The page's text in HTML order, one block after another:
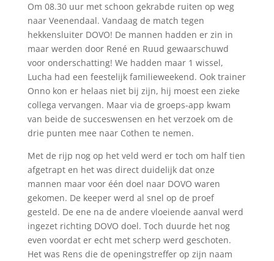
Om 08.30 uur met schoon gekrabde ruiten op weg
naar Veenendaal. Vandaag de match tegen
hekkensluiter DOVO! De mannen hadden er zin in
maar werden door René en Ruud gewaarschuwd
voor onderschatting! We hadden maar 1 wissel,
Lucha had een feestelijk familieweekend. Ook trainer
Onno kon er helaas niet bij zijn, hij moest een zieke
collega vervangen. Maar via de groeps-app kwam
van beide de succeswensen en het verzoek om de
drie punten mee naar Cothen te nemen.
Met de rijp nog op het veld werd er toch om half tien
afgetrapt en het was direct duidelijk dat onze
mannen maar voor één doel naar DOVO waren
gekomen. De keeper werd al snel op de proef
gesteld. De ene na de andere vloeiende aanval werd
ingezet richting DOVO doel. Toch duurde het nog
even voordat er echt met scherp werd geschoten.
Het was Rens die de openingstreffer op zijn naam